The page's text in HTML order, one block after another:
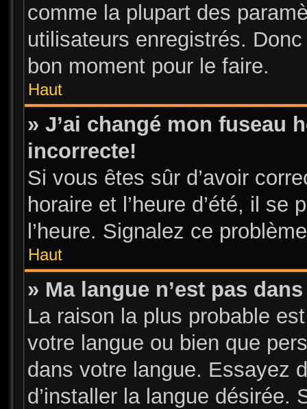
comme la plupart des
utilisateurs enregistrés.
bon moment pour le faire.
Haut
» J’ai changé mon fuseau
incorrecte!
Si vous êtes sûr d’avoir
horaire et l’heure d’été, il
l’heure. Signalez ce
Haut
» Ma langue n’est pas
La raison la plus probable
votre langue ou bien que
dans votre langue. Essayez
d’installer la langue désirée.